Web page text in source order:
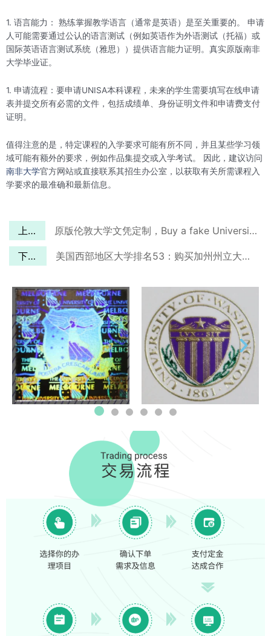
1. 语言能力： 熟练掌握教学语言（通常是英语）是至关重要的。 申请
人可能需要通过公认的语言测试（例如英语作为外语测试（托福）或
国际英语语言测试系统（雅思））提供语言能力证明。真实原版南非
大学毕业证。
1. 申请流程：要申请UNISA本科课程，未来的学生需要填写在线申请
表并提交所有必需的文件，包括成绩单、身份证明文件和申请费支付
证明。
值得注意的是，特定课程的入学要求可能有所不同，并且某些学习领
域可能有额外的要求，例如作品集提交或入学考试。 因此，建议访问
南非大学官方网站或直接联系其招生办公室，以获取有关所需课程入
学要求的最准确和最新信息。
上一篇 原版伦敦大学文凭定制，Buy a fake University of London (UOL) diploma.
下一篇 美国西部地区大学排名53：购买加州州立大学斯坦尼斯洛斯分校文凭！